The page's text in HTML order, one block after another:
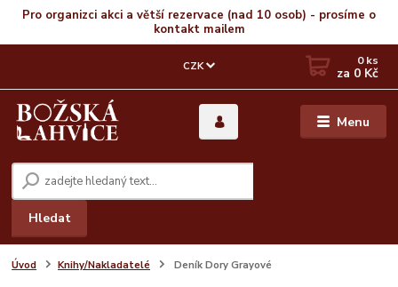
Pro organizci akci a větší rezervace (nad 10 osob) - prosíme o
kontakt mailem
Menu
CZK
Hledat
0ks
za 0 Kč
Úvod Knihy/Nakladatelé Deník Dory Grayové